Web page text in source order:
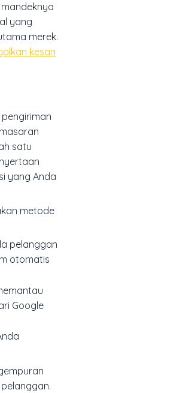
yang
merek.
kesan
satu
yang Anda
metode
pelanggan
otomatis
Google